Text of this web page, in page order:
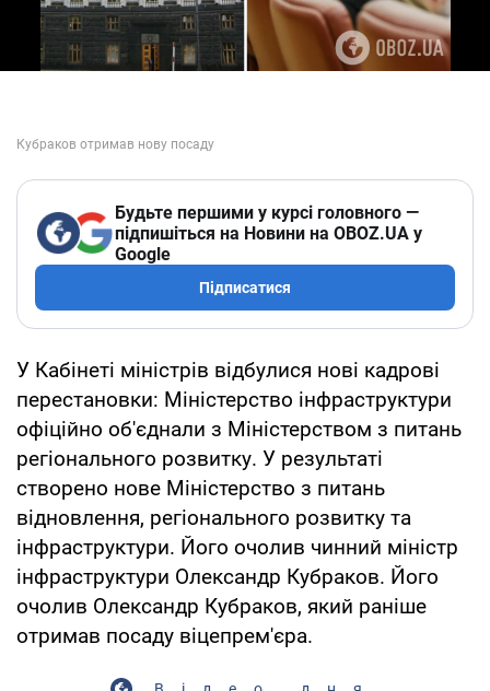
Будьте першими у курсі головного —
підпишіться на Новини на OBOZ.UA у
Google
Підписатися
У Кабінеті міністрів відбулися нові кадрові
перестановки: Міністерство інфраструктури
офіційно об'єднали з Міністерством з питань
регіонального розвитку. У результаті
створено нове Міністерство з питань
відновлення, регіонального розвитку та
інфраструктури. Його очолив чинний міністр
інфраструктури Олександр Кубраков. Його
очолив Олександр Кубраков, який раніше
отримав посаду віцепрем'єра.